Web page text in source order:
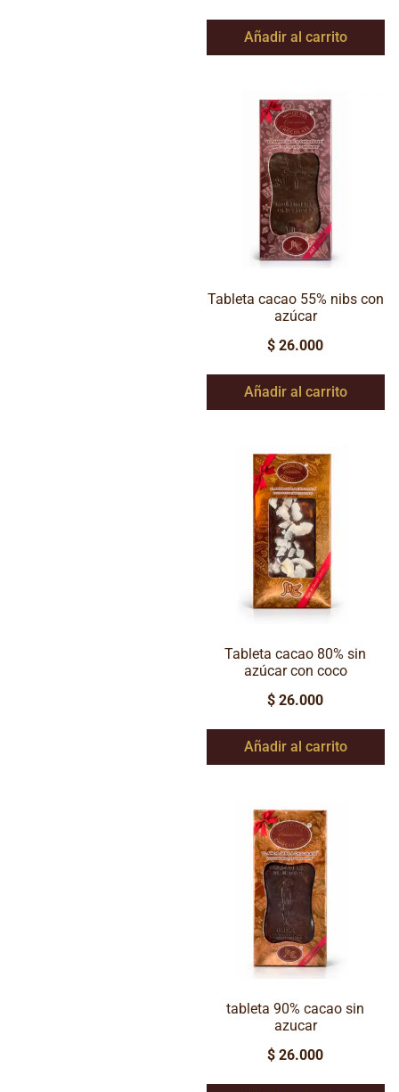
Añadir al carrito
Tableta cacao 55% nibs con
azúcar
$ 26.000
Añadir al carrito
Tableta cacao 80% sin
azúcar con coco
$ 26.000
Añadir al carrito
tableta 90% cacao sin
azucar
$ 26.000